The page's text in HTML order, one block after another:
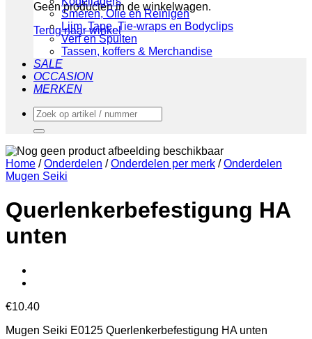
Geen producten in de winkelwagen.
Terug naar winkel
Smeren, Olie en Reinigen
Lijm, Tape, Tie-wraps en Bodyclips
Verf en Spuiten
Tassen, koffers & Merchandise
SALE
OCCASION
MERKEN
Zoeken
naar:
Home / Onderdelen / Onderdelen per merk / Onderdelen
Mugen Seiki
Querlenkerbefestigung HA
unten
€10.40
Mugen Seiki E0125 Querlenkerbefestigung HA unten